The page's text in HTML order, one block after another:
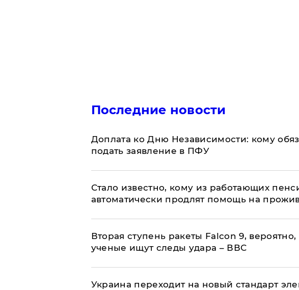
Последние новости
Доплата ко Дню Независимости: кому
подать заявление в ПФУ
Стало известно, кому из работающих
автоматически продлят помощь на
Вторая ступень ракеты Falcon 9,
ученые ищут следы удара – ВВС
Украина переходит на новый стандарт